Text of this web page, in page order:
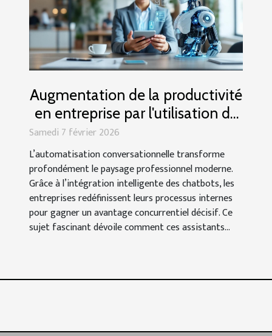
Augmentation de la productivité
en entreprise par l'utilisation de
chatbots
Samedi 7 février 2026
L’automatisation conversationnelle transforme
profondément le paysage professionnel moderne.
Grâce à l’intégration intelligente des chatbots, les
entreprises redéfinissent leurs processus internes
pour gagner un avantage concurrentiel décisif. Ce
sujet fascinant dévoile comment ces assistants...